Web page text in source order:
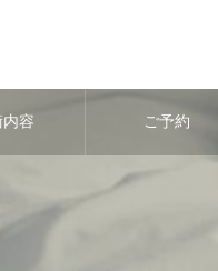
容 ご予約